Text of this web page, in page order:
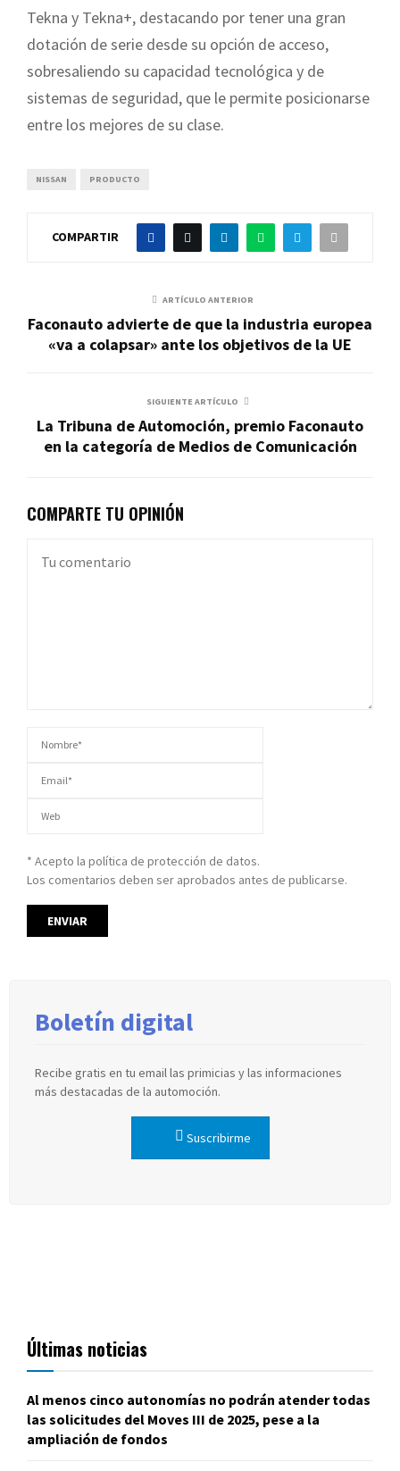
Tekna y Tekna+, destacando por tener una gran
dotación de serie desde su opción de acceso,
sobresaliendo su capacidad tecnológica y de
sistemas de seguridad, que le permite posicionarse
entre los mejores de su clase.
NISSAN PRODUCTO
COMPARTIR
ARTÍCULO ANTERIOR
Faconauto advierte de que la industria europea
«va a colapsar» ante los objetivos de la UE
SIGUIENTE ARTÍCULO
La Tribuna de Automoción, premio Faconauto
en la categoría de Medios de Comunicación
COMPARTE TU OPINIÓN
* Acepto la política de protección de datos.
Los comentarios deben ser aprobados antes de publicarse.
Boletín digital
Recibe gratis en tu email las primicias y las informaciones
más destacadas de la automoción.
Suscribirme
Últimas noticias
Al menos cinco autonomías no podrán atender todas
las solicitudes del Moves III de 2025, pese a la
ampliación de fondos